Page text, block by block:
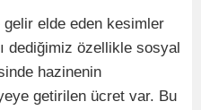
elde eden kesimler
dediğimiz özellikle sosyal
hazinenin
getirilen ücret var. Bu